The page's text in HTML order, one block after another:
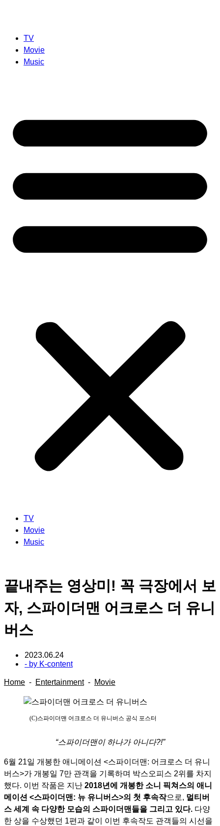
TV
Movie
Music
TV
Movie
Music
끝내주는 영상미! 꼭 극장에서 보
자, 스파이더맨 어크로스 더 유니
버스
2023.06.24
- by K-content
Home - Entertainment- Movie
(C)스파이더맨 어크로스 더 유니버스 공식 포스터
“스파이더맨이 하나가 아니다?!”
6월 21일 개봉한 애니메이션 <스파이더맨: 어크로스 더 유니
버스>가 개봉일 7만 관객을 기록하며 박스오피스 2위를 차지
했다. 이번 작품은 지난 2018년에 개봉한 소니 픽쳐스의 애니
메이션 <스파이더맨: 뉴 유니버스>의 첫 후속작으로, 멀티버
스 세계 속 다양한 모습의 스파이더맨들을 그리고 있다. 다양
한 상을 수상했던 1편과 같이 이번 후속작도 관객들의 시선을